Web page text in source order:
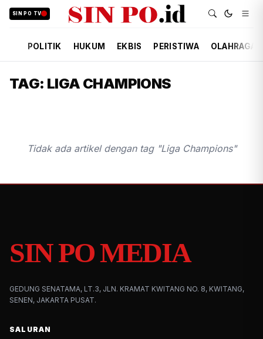
SIN PO TV
POLITIK HUKUM EKBIS PERISTIWA OLAHRAGA
TAG: LIGA CHAMPIONS
Tidak ada artikel dengan tag "Liga Champions"
SIN PO MEDIA
GEDUNG SENATAMA, LT.3, JLN. KRAMAT KWITANG NO. 8, KWITANG,
SENEN, JAKARTA PUSAT.
SALURAN